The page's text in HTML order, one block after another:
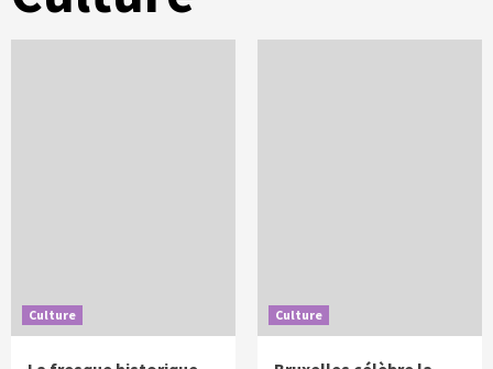
Culture Culture